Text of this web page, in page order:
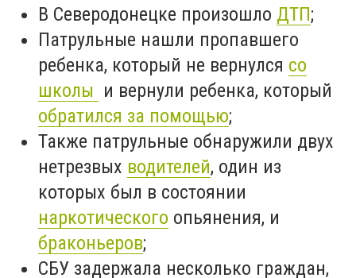
В Северодонецке произошло ДТП;
Патрульные нашли пропавшего
ребенка, который не вернулся со
школы и вернули ребенка, который
обратился за помощью;
Также патрульные обнаружили двух
нетрезвых водителей, один из
которых был в состоянии
наркотического опьянения, и
браконьеров;
СБУ задержала несколько граждан,